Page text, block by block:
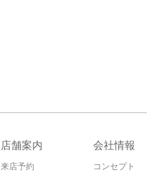
店舗案内
来店予約
会社情報
コンセプト